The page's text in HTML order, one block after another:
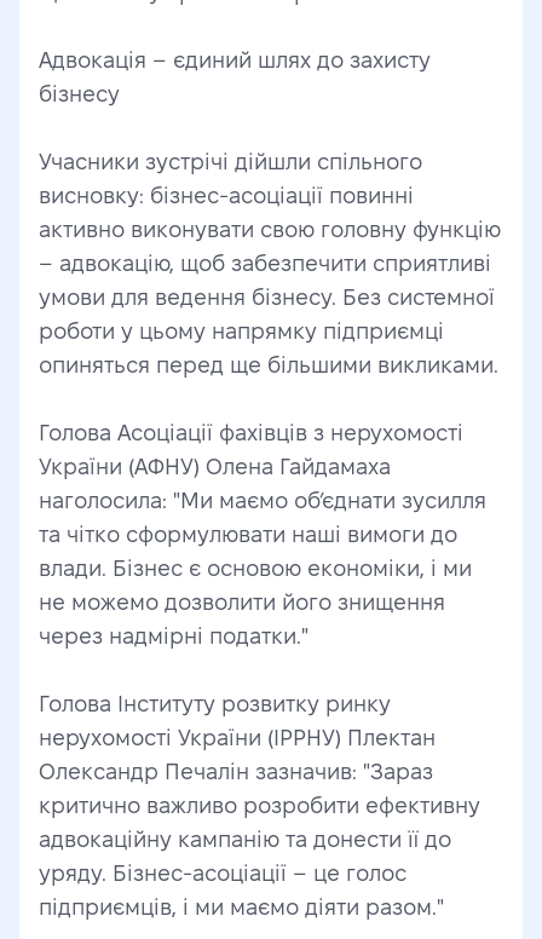
Адвокація – єдиний шлях до захисту
бізнесу
Учасники зустрічі дійшли спільного
висновку: бізнес-асоціації повинні
активно виконувати свою головну функцію
– адвокацію, щоб забезпечити сприятливі
умови для ведення бізнесу. Без системної
роботи у цьому напрямку підприємці
опиняться перед ще більшими викликами.
Голова Асоціації фахівців з нерухомості
України (АФНУ) Олена Гайдамаха
наголосила: "Ми маємо об’єднати зусилля
та чітко сформулювати наші вимоги до
влади. Бізнес є основою економіки, і ми
не можемо дозволити його знищення
через надмірні податки."
Голова Інституту розвитку ринку
нерухомості України (ІРРНУ) Плектан
Олександр Печалін зазначив: "Зараз
критично важливо розробити ефективну
адвокаційну кампанію та донести її до
уряду. Бізнес-асоціації – це голос
підприємців, і ми маємо діяти разом."